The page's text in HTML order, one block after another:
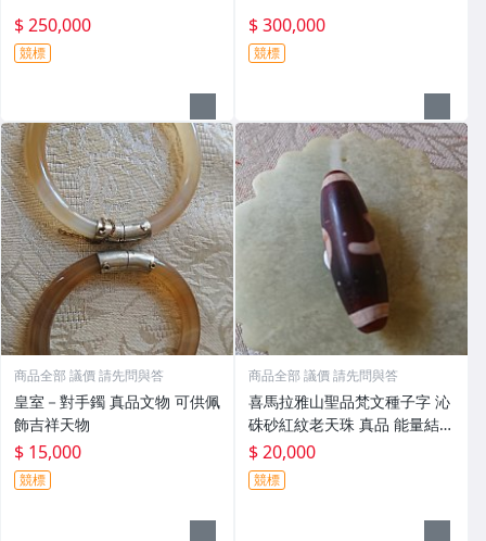
$ 250,000
競標
$ 300,000
競標
商品全部 議價 請先問與答
皇室－對手鐲 真品文物 可供佩
飾吉祥天物
$ 15,000
競標
商品全部 議價 請先問與答
喜馬拉雅山聖品梵文種子字 沁
硃砂紅紋老天珠 真品 能量結晶
大 磁場大
$ 20,000
競標